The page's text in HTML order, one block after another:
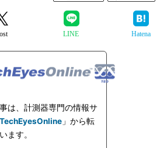
LINE Hatena
は、計測器専門の情報サ
TechEyesOnline 」から転
ます。